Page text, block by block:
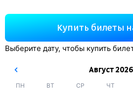
Купить билеты
Выберите дату, чтобы купить
Август2026
ПН ВТ СР ЧТ